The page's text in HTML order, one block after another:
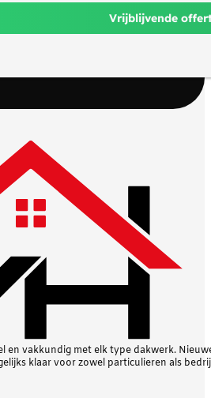
Vrijblijvende
en vakkundig met elk type dakwerk.
klaar voor zowel particulieren als